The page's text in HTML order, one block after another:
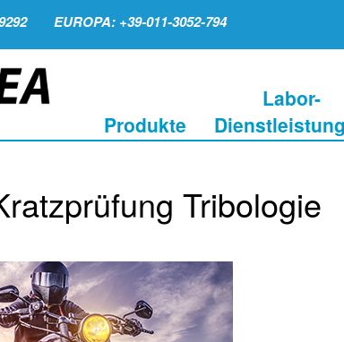
EUROPA: +39-011-3052-794
Produkte
Labor-
Tribologie